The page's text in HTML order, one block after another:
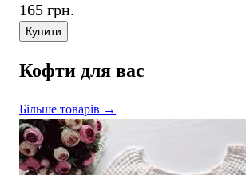
165 грн.
Купити
Кофти для вас
Більше товарів →